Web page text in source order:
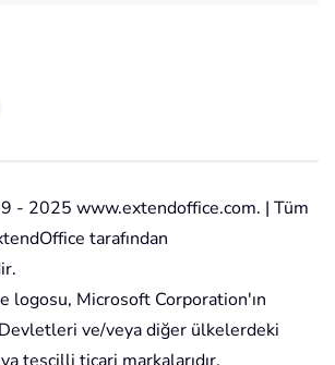
- 2025 www.extendoffice.com. | Tüm
tarafından
logosu, Microsoft Corporation'ın
ve/veya diğer ülkelerdeki